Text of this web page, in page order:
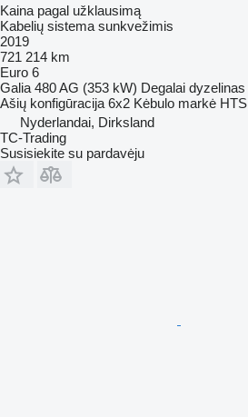
Kaina pagal užklausimą
Kabelių sistema sunkvežimis
2019
721 214 km
Euro 6
Galia 480 AG (353 kW) Degalai dyzelinas
Ašių konfigūracija 6x2 Kėbulo markė HTS
Nyderlandai, Dirksland
TC-Trading
Susisiekite su pardavėju